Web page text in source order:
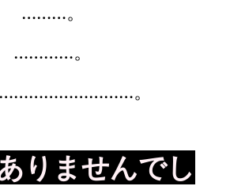
………。
…………。
。
りませんでし